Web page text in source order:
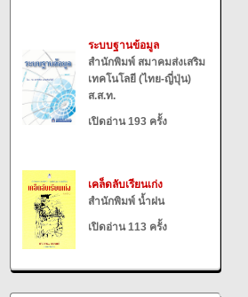
ระบบฐานข้อมูล
สำนักพิมพ์ สมาคมส่งเสริม
เทคโนโลยี (ไทย-ญี่ปุ่น)
ส.ส.ท.
เปิดอ่าน 193 ครั้ง
เคล็ดลับเรียนเก่ง
สำนักพิมพ์ น้ำฝน
เปิดอ่าน 113 ครั้ง